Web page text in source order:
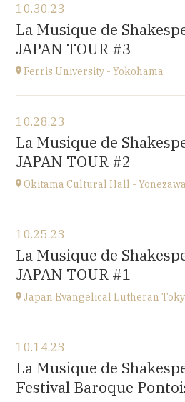
Conservatoire d'Amiens
3 rue Desprez 80000 AMIENS
at15H
10.30.23
La Musique de
JAPAN TOUR #3
Ferris University - Yokohama
Ferris University - Yokohama
JAPAN
at15H
10.28.23
La Musique de
JAPAN TOUR #2
Okitama Cultural Hall - Yonezawa
Okitama Cultural Hall - Yonezawa
JAPAN
at15H
10.25.23
La Musique de
JAPAN TOUR #1
Japan Evangelical Lutheran
Japan Evangelical Lutheran
1-14-14 OKUBO SHINJUKU
at14H
10.14.23
La Musique de
Festival Baroque